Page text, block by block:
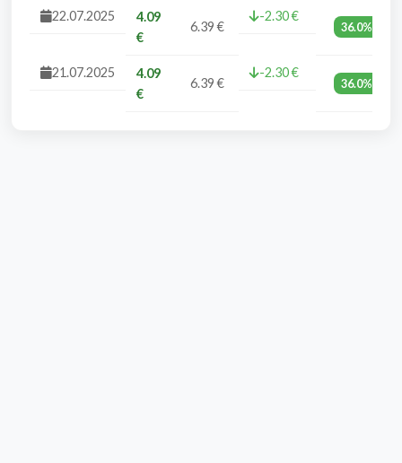
22.07.2025
4.09
€
6.39 €
-2.30 €
36.0%
21.07.2025
4.09
€
6.39 €
-2.30 €
36.0%